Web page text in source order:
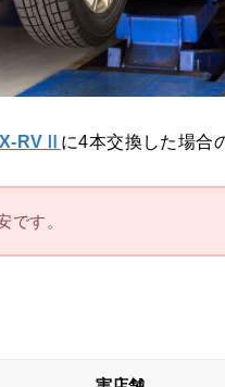
RVⅡ に4本交換した場合
です。